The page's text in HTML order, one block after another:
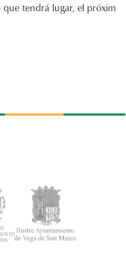
tendrá lugar, el próxim